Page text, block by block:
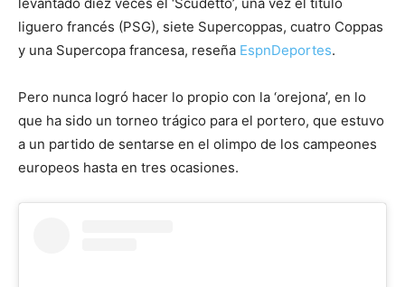
liguero francés (PSG), siete Supercoppas, cuatro Coppas
y una Supercopa francesa, reseña EspnDeportes.
Pero nunca logró hacer lo propio con la ‘orejona’, en lo
que ha sido un torneo trágico para el portero, que estuvo
a un partido de sentarse en el olimpo de los campeones
europeos hasta en tres ocasiones.